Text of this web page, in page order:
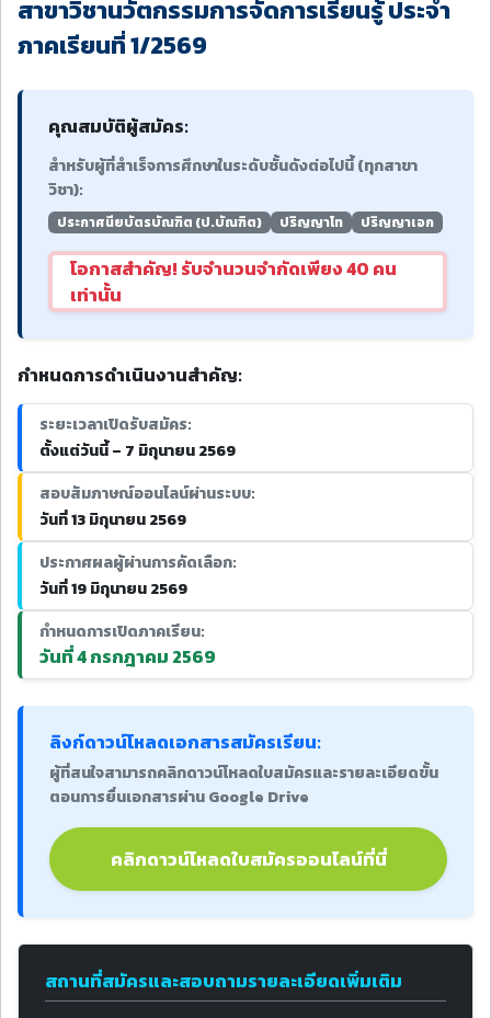
สาขาวิชานวัตกรรมการจัดการเรียนรู้ ประจำ
ภาคเรียนที่ 1/2569
คุณสมบัติผู้สมัคร:
สำหรับผู้ที่สำเร็จการศึกษาในระดับชั้นดังต่อไปนี้ (ทุกสาขา
วิชา):
ประกาศนียบัตรบัณฑิต (ป.บัณฑิต) ปริญญาโท ปริญญาเอก
โอกาสสำคัญ! รับจำนวนจำกัดเพียง 40 คน
เท่านั้น
กำหนดการดำเนินงานสำคัญ:
ระยะเวลาเปิดรับสมัคร:
ตั้งแต่วันนี้ – 7 มิถุนายน 2569
สอบสัมภาษณ์ออนไลน์ผ่านระบบ:
วันที่ 13 มิถุนายน 2569
ประกาศผลผู้ผ่านการคัดเลือก:
วันที่ 19 มิถุนายน 2569
กำหนดการเปิดภาคเรียน:
วันที่ 4 กรกฎาคม 2569
ลิงก์ดาวน์โหลดเอกสารสมัครเรียน:
ผู้ที่สนใจสามารถคลิกดาวน์โหลดใบสมัครและรายละเอียดขั้น
ตอนการยื่นเอกสารผ่าน Google Drive
คลิกดาวน์โหลดใบสมัครออนไลน์ที่นี่
สถานที่สมัครและสอบถามรายละเอียดเพิ่มเติม